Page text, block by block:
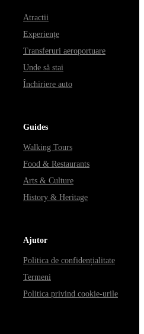
Atractii
Experiențe
Transferuri aeroportuare
Unde să stai
Închiriere auto
Guides
Walking Tours
Food & Restaurants
Arts & Culture
History & Heritage
Ajutor
Politica de confidențialitate
Termeni
Politica privind cookie-urile